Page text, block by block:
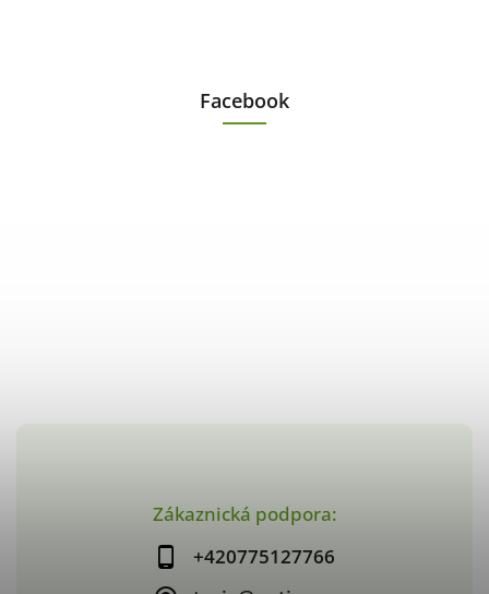
Zákaznická podpora:
+420775127766
Facebook